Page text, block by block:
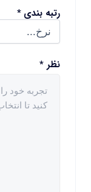
رتبه بندی*
نظر *